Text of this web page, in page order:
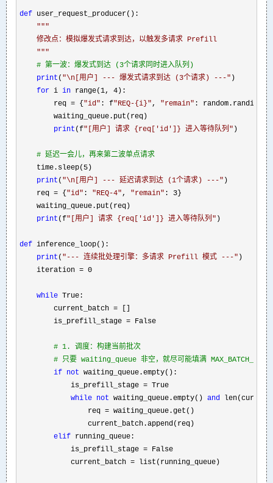
def user_request_producer():
"""
    修改点：模拟爆发式请求到达，以触发多请求 Prefill
"""
# 第一波：爆发式到达 (3个请求同时进入队列)
print ( "\n[用户] --- 爆发式请求到达 (3个请求) ---" )
for i in range(1, 4 ):
        req
= { "id" : f"REQ-{i}", "remain" :
        waiting_queue.put(req)
print (f" [用户] 请求 {req['id']} 进入等待队列" )
# 延迟一会儿，再来第二波单点请求
    time.sleep(5
)
print ( "\n[用户] --- 延迟请求到达 (1个请求) ---" )
    req
= { "id" : "REQ-4", "remain" : 3 }
    waiting_queue.put(req)
print (f" [用户] 请求 {req['id']} 进入等待队列" )
def inference_loop():
print ( " --- 连续批处理引擎：多请求 Prefill 模式 ---" )
    iteration
= 0
while True:
        current_batch
=
        is_prefill_stage
= False
# 1. 调度：构建当前批次
# 只要 waiting_queue 非空，就尽可能填满 MAX_BATCH_SIZE
if not waiting_queue.empty():
            is_prefill_stage
= True
while not waiting_queue.empty() and
                req
= waiting_queue.get()
                current_batch.append(req)
elif running_queue:
            is_prefill_stage
= False
            current_batch
= list(running_queue)